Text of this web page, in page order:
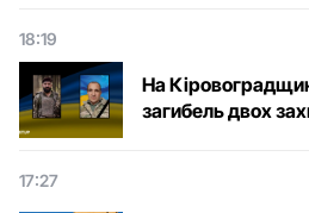
18:19
На
загибель двох
17:27